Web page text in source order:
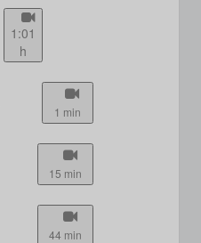
1:01
h
1 min
15 min
44 min